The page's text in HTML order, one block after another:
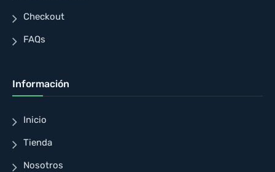
Checkout
FAQs
Información
Inicio
Tienda
Nosotros